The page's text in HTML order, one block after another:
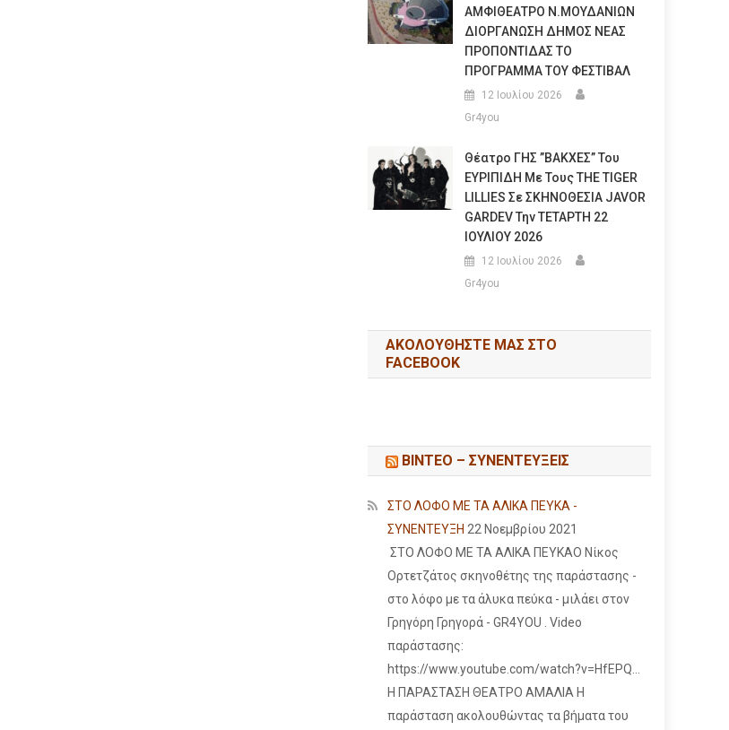
ΑΜΦΙΘΕΑΤΡΟ Ν.ΜΟΥΔΑΝΙΩΝ
ΔΙΟΡΓΑΝΩΣΗ ΔΗΜΟΣ ΝΕΑΣ
ΠΡΟΠΟΝΤΙΔΑΣ ΤΟ
ΠΡΟΓΡΑΜΜΑ ΤΟΥ ΦΕΣΤΙΒΑΛ
12 Ιουλίου 2026
Gr4you
Θέατρο ΓΗΣ ”ΒΑΚΧΕΣ” Του
ΕΥΡΙΠΙΔΗ Με Τους THE TIGER
LILLIES Σε ΣΚΗΝΟΘΕΣΙΑ JAVOR
GARDEV Την ΤΕΤΑΡΤΗ 22
ΙΟΥΛΙΟΥ 2026
12 Ιουλίου 2026
Gr4you
ΑΚΟΛΟΥΘΉΣΤΕ ΜΑΣ ΣΤΟ
FACEBOOK
ΒΙΝΤΕΟ – ΣΥΝΕΝΤΕΥΞΕΙΣ
ΣΤΟ ΛΟΦΟ ΜΕ ΤΑ ΑΛΙΚΑ ΠΕΥΚΑ -
ΣΥΝΕΝΤΕΥΞΗ 22 Νοεμβρίου 2021
ΣΤΟ ΛΟΦΟ ΜΕ ΤΑ ΑΛΙΚΑ ΠΕΥΚΑΟ Νίκος
Ορτετζάτος σκηνοθέτης της παράστασης -
στο λόφο με τα άλυκα πεύκα - μιλάει στον
Γρηγόρη Γρηγορά - GR4YOU . Video
παράστασης:
https://www.youtube.com/watch?v=HfEPQ...
Η ΠΑΡΑΣΤΑΣΗ ΘΕΑΤΡΟ ΑΜΑΛΙΑ Η
παράσταση ακολουθώντας τα βήματα του